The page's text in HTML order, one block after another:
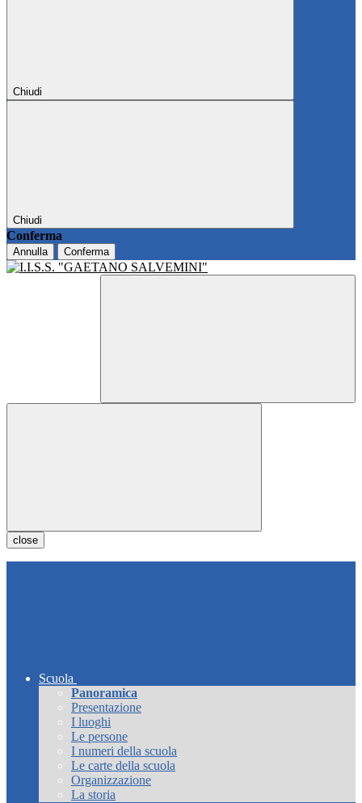
Chiudi
Chiudi
Conferma
Annulla Conferma
close
Scuola
Panoramica
Presentazione
I luoghi
Le persone
I numeri della scuola
Le carte della scuola
Organizzazione
La storia